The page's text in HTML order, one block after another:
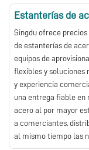
Estanterías de
Singdu ofrece
de estanterías de
equipos de
flexibles y soluciones
y experiencia
una entrega fiable en
acero al por mayor
a comerciantes,
al mismo tiempo las